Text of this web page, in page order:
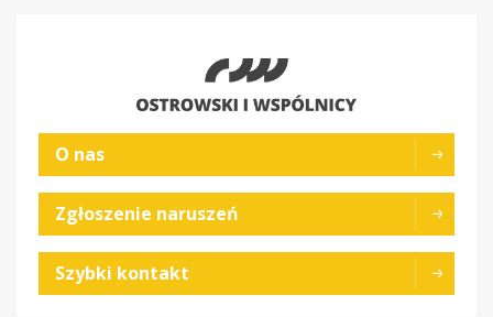
O nas
Zgłoszenie naruszeń
Szybki kontakt